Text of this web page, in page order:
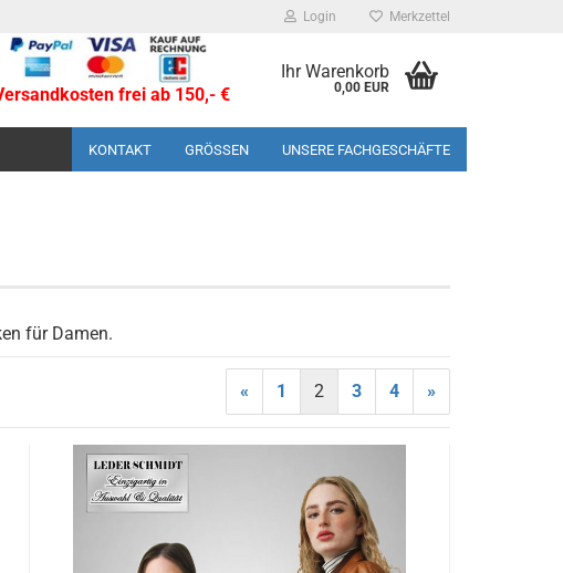
Login Merkzettel
frei ab 150,- €
Ihr Warenkorb
0,00 EUR
KONTAKT GRÖSSEN UNSERE FACHGESCHÄFTE
für Damen.
« 1 2 3 4 »